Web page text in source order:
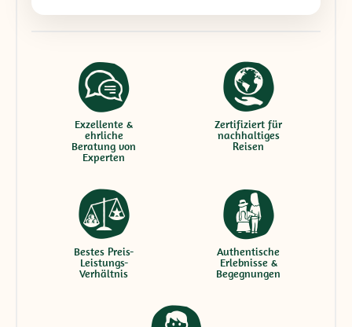
Exzellente &
ehrliche
Beratung von
Experten
Zertifiziert für
nachhaltiges
Reisen
Bestes Preis-
Leistungs-
Verhältnis
Authentische
Erlebnisse &
Begegnungen